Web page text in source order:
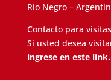
Río Negro –
Contacto para
Si usted desea
ingrese en este link.